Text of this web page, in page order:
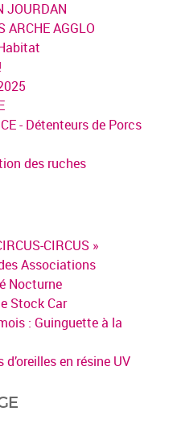
JOURDAN
AGGLO
- Détenteurs de Porcs
des ruches
CIRCUS »
Associations
Nocturne
Stock Car
: Guinguette à la
en résine UV